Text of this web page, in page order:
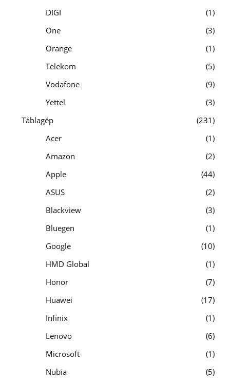
DIGI
1
One
3
Orange
1
Telekom
5
Vodafone
9
Yettel
3
Táblagép
231
Acer
1
Amazon
2
Apple
44
ASUS
2
Blackview
3
Bluegen
1
Google
10
HMD Global
1
Honor
7
Huawei
17
Infinix
1
Lenovo
6
Microsoft
1
Nubia
5